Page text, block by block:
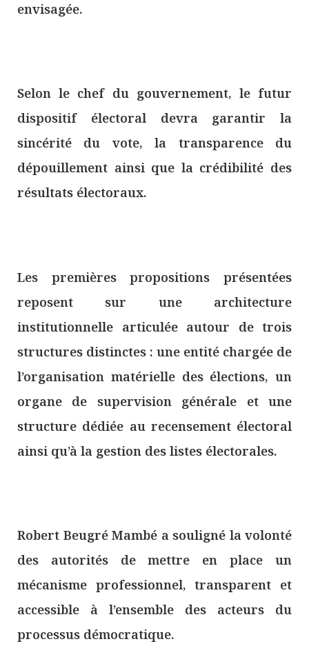
envisagée.
Selon le chef du gouvernement, le futur
dispositif électoral devra garantir la
sincérité du vote, la transparence du
dépouillement ainsi que la crédibilité des
résultats électoraux.
Les premières propositions présentées
reposent sur une architecture
institutionnelle articulée autour de trois
structures distinctes : une entité chargée de
l’organisation matérielle des élections, un
organe de supervision générale et une
structure dédiée au recensement électoral
ainsi qu’à la gestion des listes électorales.
Robert Beugré Mambé a souligné la volonté
des autorités de mettre en place un
mécanisme professionnel, transparent et
accessible à l’ensemble des acteurs du
processus démocratique.